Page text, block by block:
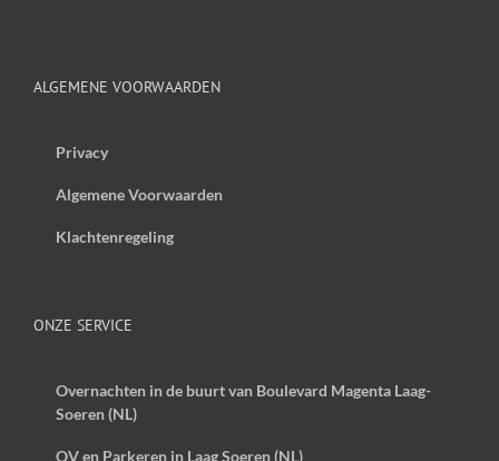
ALGEMENE VOORWAARDEN
Privacy
Algemene Voorwaarden
Klachtenregeling
ONZE SERVICE
Overnachten in de buurt van Boulevard Magenta Laag-
Soeren (NL)
OV en Parkeren in Laag Soeren (NL)